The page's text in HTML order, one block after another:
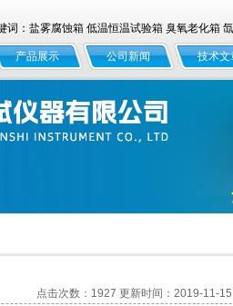
词：盐雾腐蚀箱 低温恒温试验箱 臭氧老化箱
产品展示 公司新闻 技术文
点击次数：1927 更新时间：2019-11-15